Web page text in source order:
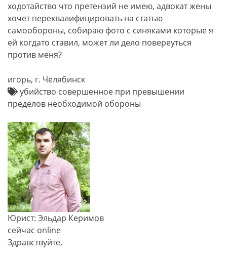
ходотайство что претензий не имею, адвокат жены
хочет переквалифицировать на статью
самообороны, собираю фото с синяками которые я
ей когдато ставил, может ли дело повереуться
против меня?
игорь, г. Челябинск
убийство совершенное при превышении
пределов необходимой обороны
Юрист: Эльдар Керимов
сейчас online
Здравствуйте,